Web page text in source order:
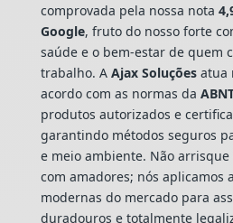
comprovada pela nossa nota
Google, fruto do nosso forte
saúde e o bem-estar de quem
trabalho. A Ajax Soluçõesatua
acordo com as normas da
produtos autorizados e
garantindo métodos seguros
e meio ambiente. Não
com amadores; nós aplicamos
modernas do mercado para
duradouros e totalmente